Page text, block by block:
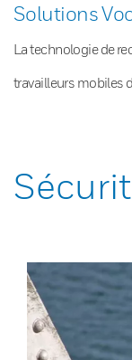
Solutions
La technologie de
travailleurs mobiles